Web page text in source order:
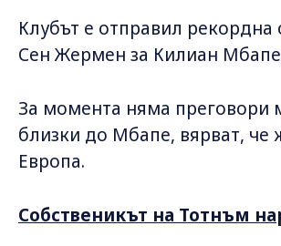
Клубът е отправил
Сен Жермен за Килиан
За момента няма преговори
близки до Мбапе, вярват, че
Европа.
Собственикът на Тотнъм